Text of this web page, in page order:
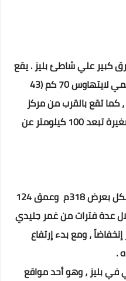
كبير علي شاطئ بليز . يقع
الثقب قرب وسط شعب حلقي يسمي لايتهاوس 70 كم (43
كما تقع بالقرب من مركز
منارة ريف وهي جزيرة مرجانية صغيرة تبعد 100 كيلومتر عن
الثقب الأزرق العظيم مستدير الشكل بعرض 318م وعمق 124
عدة فترات من غمر جليدي
،ومع بدء إرتفاع
.
في بليز ، وهو أحد مواقع